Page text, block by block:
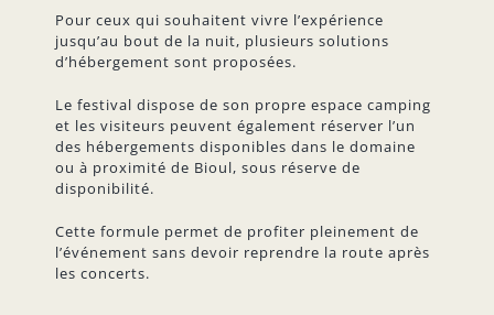
Pour ceux qui souhaitent vivre l’expérience
jusqu’au bout de la nuit, plusieurs solutions
d’hébergement sont proposées.
Le festival dispose de son propre espace camping
et les visiteurs peuvent également réserver l’un
des hébergements disponibles dans le domaine
ou à proximité de Bioul, sous réserve de
disponibilité.
Cette formule permet de profiter pleinement de
l’événement sans devoir reprendre la route après
les concerts.